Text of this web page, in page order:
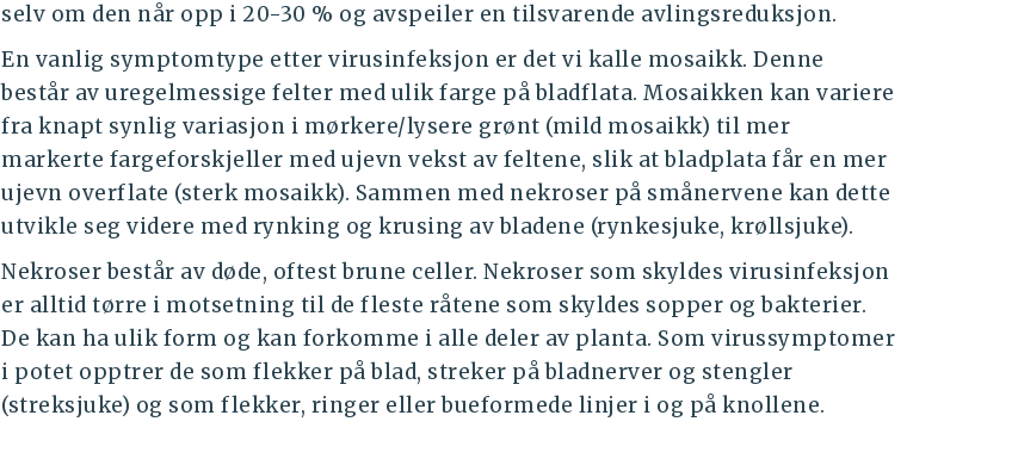
selv om den når opp i 20-30 % og avspeiler en tilsvarende avlingsreduksjon.
En vanlig symptomtype etter virusinfeksjon er det vi kalle mosaikk. Denne
består av uregelmessige felter med ulik farge på bladflata. Mosaikken kan variere
fra knapt synlig variasjon i mørkere/lysere grønt (mild mosaikk) til mer
markerte fargeforskjeller med ujevn vekst av feltene, slik at bladplata får en mer
ujevn overflate (sterk mosaikk). Sammen med nekroser på smånervene kan dette
utvikle seg videre med rynking og krusing av bladene (rynkesjuke, krøllsjuke).
Nekroser består av døde, oftest brune celler. Nekroser som skyldes virusinfeksjon
er alltid tørre i motsetning til de fleste råtene som skyldes sopper og bakterier.
De kan ha ulik form og kan forkomme i alle deler av planta. Som virussymptomer
i potet opptrer de som flekker på blad, streker på bladnerver og stengler
(streksjuke) og som flekker, ringer eller bueformede linjer i og på knollene.